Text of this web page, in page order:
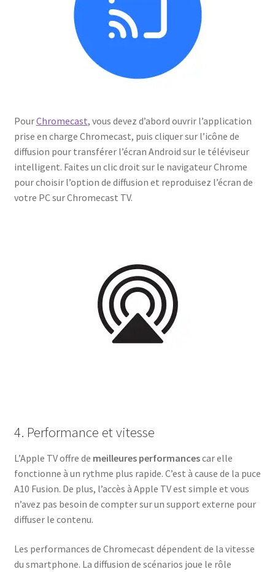
PourChromecast, vous devez d’abord ouvrir l’application
prise en charge Chromecast, puis cliquer sur l’icône de
diffusion pour transférer l’écran Android sur le téléviseur
intelligent. Faites un clic droit sur le navigateur Chrome
pour choisir l’option de diffusion et reproduisez l’écran de
votre PC sur Chromecast TV.
4. Performance et vitesse
L’Apple TV offre de meilleures performancescar elle
fonctionne à un rythme plus rapide. C’est à cause de la puce
A10 Fusion. De plus, l’accès à Apple TV est simple et vous
n’avez pas besoin de compter sur un support externe pour
diffuser le contenu.
Les performances de Chromecast dépendent de la vitesse
du smartphone. La diffusion de scénarios joue le rôle